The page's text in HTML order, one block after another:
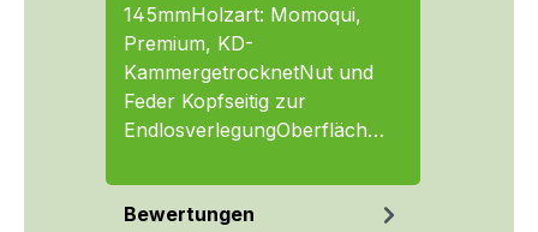
145mmHolzart: Momoqui,
Premium, KD-
KammergetrocknetNut und
Feder Kopfseitig zur
EndlosverlegungOberfläch…
Bewertungen